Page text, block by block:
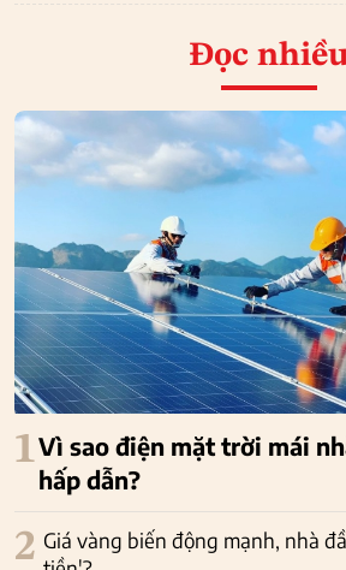
Đọc
1Vì sao điện mặt trời mái
hấp dẫn?
2 Giá vàng biến động mạnh, nhà